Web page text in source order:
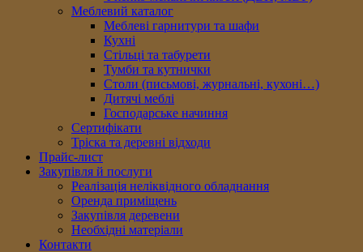
Меблевий каталог
Меблеві гарнитури та шафи
Кухні
Стільці та табурети
Тумби та кутнички
Столи (письмові, журнальні, кухоні…)
Дитячі меблі
Господарське начиння
Сертифікати
Тріска та деревні відходи
Прайс-лист
Закупівля й послуги
Реалізація неліквідного обладнання
Оренда приміщень
Закупівля деревени
Необхідні матеріали
Контакти